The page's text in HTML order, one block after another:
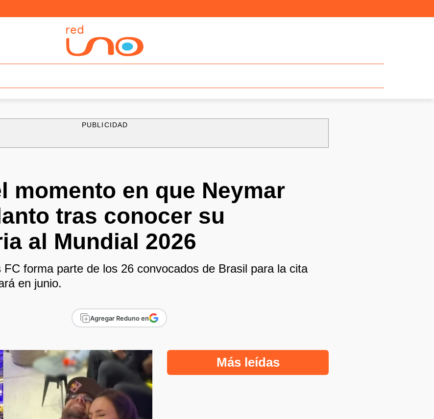
PUBLICIDAD
momento en que Neymar
tras conocer su
al Mundial 2026
FC forma parte de los 26 convocados de Brasil para la cita
en junio.
Agregar Reduno en
Más leídas